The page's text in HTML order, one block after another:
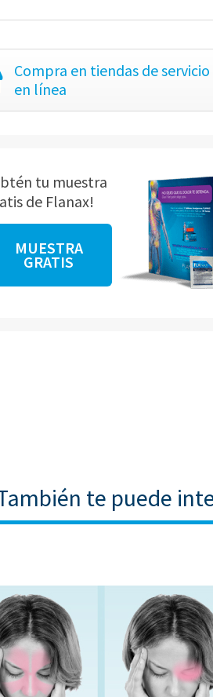
Compra en tiendas de servicio
en línea
tu muestra
de Flanax!
MUESTRA
GRATIS
te puede